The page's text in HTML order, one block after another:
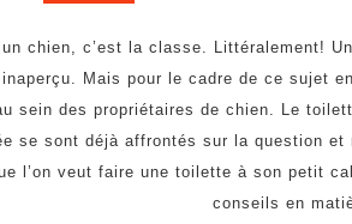
chien, c’est la classe. Littéralement!
Mais pour le cadre de ce sujet
sein des propriétaires de chien. Le
se sont déjà affrontés sur la question
l’on veut faire une toilette à son petit
conseils en